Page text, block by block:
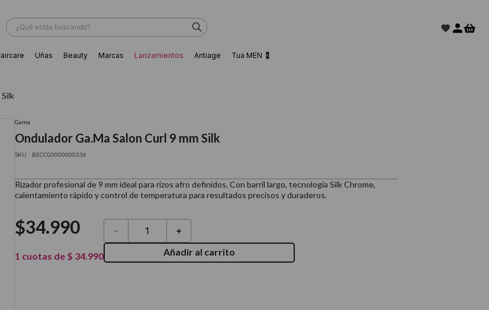
¿Qué estás buscando?
Uñas Beauty Marcas Lanzamientos Antiage Tua MEN 💈
Gama
Ondulador Ga.Ma Salon Curl 9 mm Silk
: BECCG0000000336
Rizador profesional de 9 mm ideal para rizos afro definidos. Con barril largo, tecnología Silk Chrome,
calentamiento rápido y control de temperatura para resultados precisos y duraderos.
$34.990
1 cuotas de $ 34.990
＋
－
Añadir al carrito